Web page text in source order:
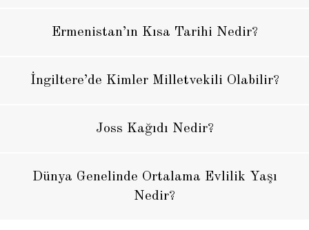
Ermenistan’ın Kısa Tarihi Nedir?
İngiltere’de Kimler Milletvekili Olabilir?
Joss Kağıdı Nedir?
Dünya Genelinde Ortalama Evlilik Yaşı
Nedir?